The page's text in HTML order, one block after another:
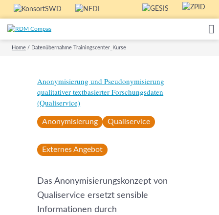
Home / Datenübernahme Trainingscenter_Kurse
Anonymisierung und Pseudonymisierung
qualitativer textbasierter Forschungsdaten
(Qualiservice)
Anonymisierung Qualiservice
Externes Angebot
Das Anonymisierungskonzept von
Qualiservice ersetzt sensible
Informationen durch